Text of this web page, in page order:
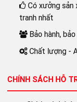
Có xưởng sản
tranh nhất
Bảo hành,
Chất lượng -
CHÍNH SÁCH HỖ